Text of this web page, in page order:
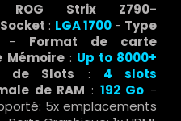
Strix Z790-
Socket : LGA 1700 - Type
- Format de carte
Mémoire: Up to 8000+
de Slots : 4 slots
de RAM : 192 Go -
5x emplacements